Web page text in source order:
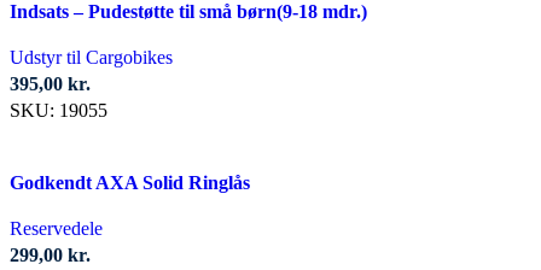
Indsats – Pudestøtte til små børn(9-18 mdr.)
Udstyr til Cargobikes
395,00 kr.
SKU: 19055
Godkendt AXA Solid Ringlås
Reservedele
299,00 kr.